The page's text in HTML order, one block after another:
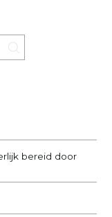
bereid door